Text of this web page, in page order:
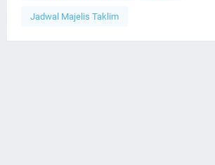
Jadwal Majelis Taklim